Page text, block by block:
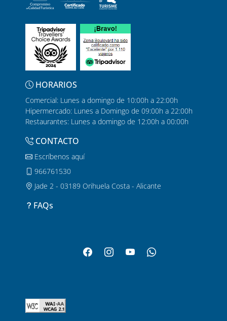
HORARIOS
Comercial: Lunes a domingo de 10:00h a 22:00h
Hipermercado: Lunes a Domingo de 09:00h a 22:00h
Restaurantes: Lunes a domingo de 12:00h a 00:00h
CONTACTO
Escríbenos aquí
966761530
Jade 2 - 03189 Orihuela Costa - Alicante
FAQs